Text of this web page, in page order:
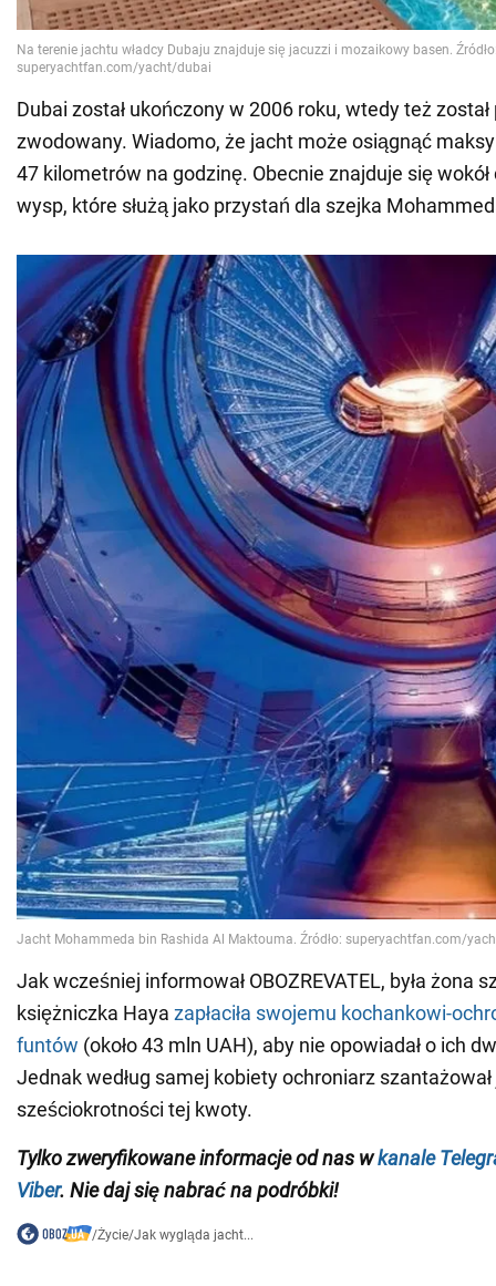
Dubai został ukończony w 2006 roku, wtedy też
zwodowany. Wiadomo, że jacht może osiągnąć
47 kilometrów na godzinę. Obecnie znajduje się
wysp, które służą jako przystań dla szejka
Jak wcześniej informował OBOZREVATEL, była żona
księżniczka Haya zapłaciła swojemu kochankowi-
funtów (około 43 mln UAH), aby nie opowiadał o ich
Jednak według samej kobiety ochroniarz szantażował
sześciokrotności tej kwoty.
Tylko zweryfikowane informacje od nas wkanale
Viber. Nie daj się nabrać na podróbki!
/Życie/Jak wygląda jacht...